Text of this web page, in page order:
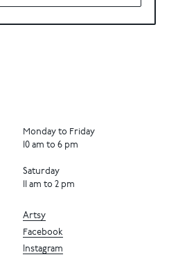
Monday to Friday
10 am to 6 pm
Saturday
11 am to 2 pm
Artsy
Facebook
Instagram